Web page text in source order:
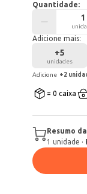
Quantidade:
Adicione mais:
+5
unidades
Adicione +2
= 0 caixa
Resumo
1 unidade ·